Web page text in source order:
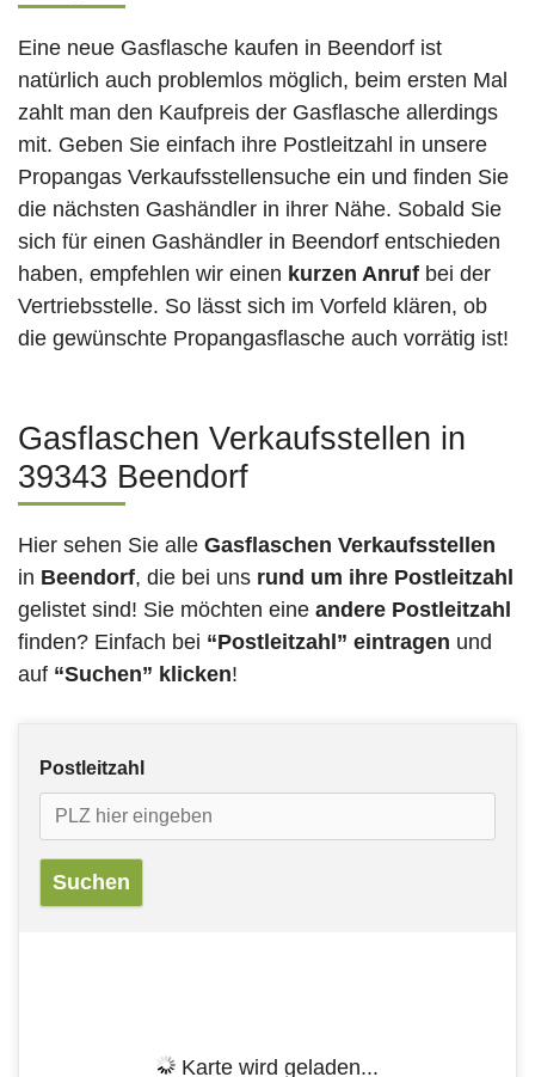
Eine neue Gasflasche kaufen in Beendorf ist
natürlich auch problemlos möglich, beim ersten Mal
zahlt man den Kaufpreis der Gasflasche allerdings
mit. Geben Sie einfach ihre Postleitzahl in unsere
Propangas Verkaufsstellensuche ein und finden Sie
die nächsten Gashändler in ihrer Nähe. Sobald Sie
sich für einen Gashändler in Beendorf entschieden
haben, empfehlen wir einen kurzen Anruf bei der
Vertriebsstelle. So lässt sich im Vorfeld klären, ob
die gewünschte Propangasflasche auch vorrätig ist!
Gasflaschen Verkaufsstellen in
39343 Beendorf
Hier sehen Sie alle Gasflaschen Verkaufsstellen
in Beendorf, die bei uns rund um ihre Postleitzahl
gelistet sind! Sie möchten eine andere Postleitzahl
finden? Einfach bei “Postleitzahl” eintragen und
auf “Suchen” klicken!
Postleitzahl
Karte wird geladen...